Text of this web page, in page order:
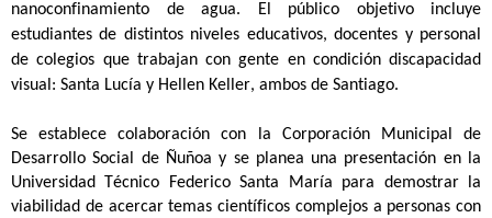
nanoconfinamiento de agua. El público objetivo incluye
estudiantes de distintos niveles educativos, docentes y personal
de colegios que trabajan con gente en condición discapacidad
visual : Santa Lucía y Hellen Keller, ambos de Santiago.
Se establece colaboración con la Corporación Municipal de
Desarrollo Social de Ñuñoa y se planea una presentación en la
Universidad Técnico Federico Santa María para demostrar la
viabilidad de acercar temas científicos complejos a personas con